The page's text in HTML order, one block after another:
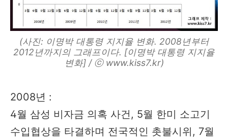
(사진: 이명박 대통령 지지율 변화. 2008년부터
2012년까지의 그래프이다. [이명박 대통령 지지율
변화] / ⓒ www.kiss7.kr)
2008년 :
4월 삼성 비자금 의혹 사건, 5월 한미 소고기
수입협상을 타결하며 전국적인 촛불시위, 7월